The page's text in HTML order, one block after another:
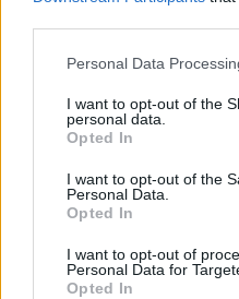
Personal Data
I want to opt-out of the
personal data.
Opted In
I want to opt-out of the
Personal Data.
Opted In
I want to opt-out of
Personal Data for
Opted In
Razstava govori o
gumbarstva v Šaleški
več kot stoletno
družini Dolejši. Njihovo
proizvajalec gumbov v
Velenjski grad
Prost vstop